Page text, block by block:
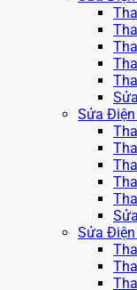
Sửa
Sửa